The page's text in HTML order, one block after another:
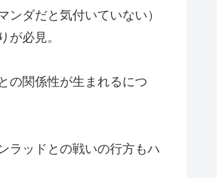
ダだと気付いていない）
が必見。
の関係性が生まれるにつ
ラッドとの戦いの行方もハ